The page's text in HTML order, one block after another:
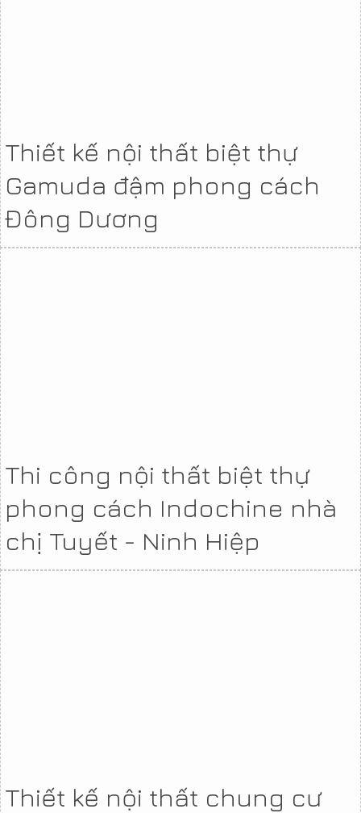
Thiết kế nội thất biệt thự
Gamuda đậm phong cách
Đông Dương
Thi công nội thất biệt thự
phong cách Indochine nhà
chị Tuyết - Ninh Hiệp
Thiết kế nội thất chung cư